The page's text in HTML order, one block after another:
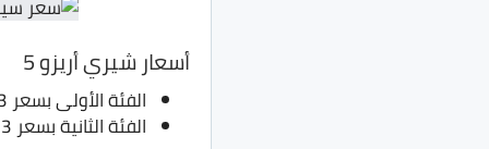
أسعار شيري أريزو 5
الفئة الأولى بسعر 233 ألف جنيه بدلا من 203 ألف جنيه
الفئة الثانية بسعر 273 ألف جنيه بدلا من 243 ألف جنيه